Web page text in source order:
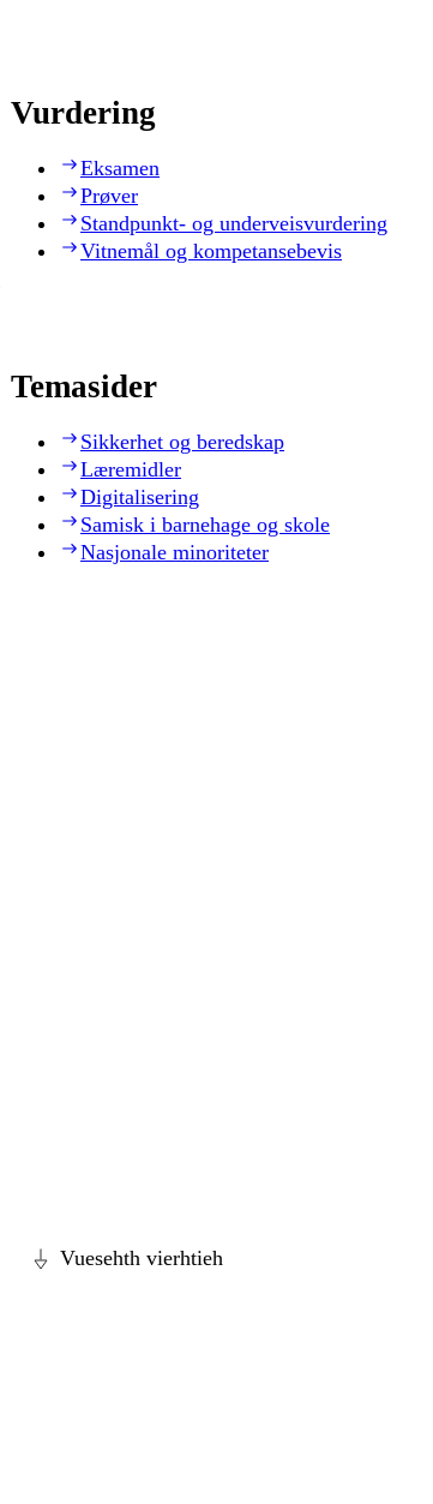
Vurdering
Eksamen
Prøver
Standpunkt- og underveisvurdering
Vitnemål og kompetansebevis
Temasider
Sikkerhet og beredskap
Læremidler
Digitalisering
Samisk i barnehage og skole
Nasjonale minoriteter
Vuesehth vierhtieh